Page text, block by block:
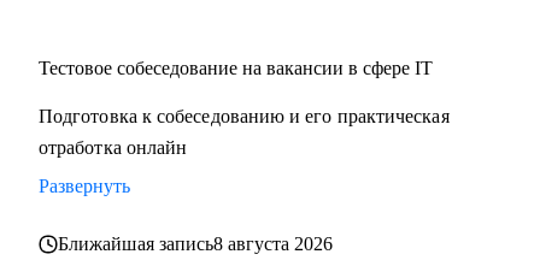
Тестовое собеседование на вакансии в сфере IT
Подготовка к собеседованию и его практическая
отработка онлайн
Развернуть
Ближайшая запись8 августа 2026